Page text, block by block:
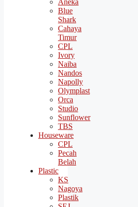
Blue
Shark
Cahaya
Timur
CPL
Ivory
Naiba
Nandos
Napolly
Olymplast
Orca
Studio
Sunflower
TBS
Houseware
CPL
Pecah
Belah
Plastic
KS
Nagoya
Plastik